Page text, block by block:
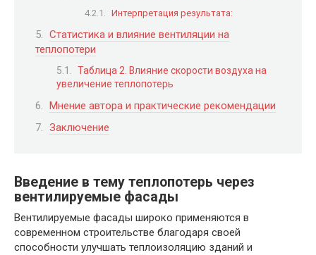
Интерпретация результата:
Статистика и влияние вентиляции на
теплопотери
Таблица 2. Влияние скорости воздуха на
увеличение теплопотерь
Мнение автора и практические рекомендации
Заключение
Введение в тему теплопотерь через
вентилируемые фасады
Вентилируемые фасады широко применяются в
современном строительстве благодаря своей
способности улучшать теплоизоляцию зданий и